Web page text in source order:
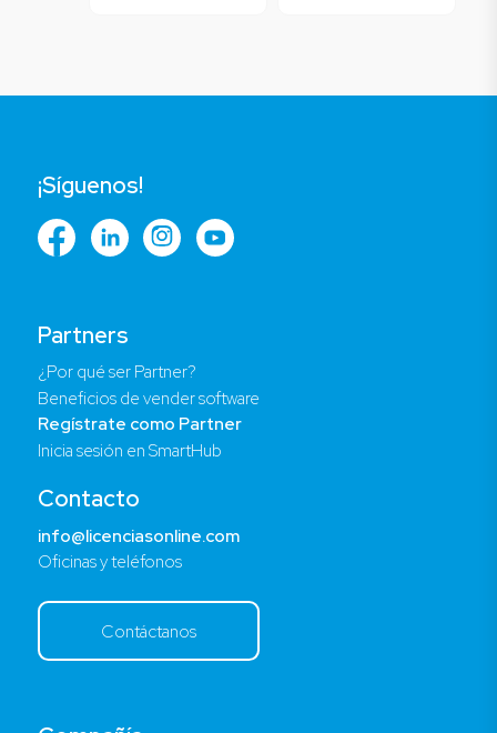
Partners
¿Por qué ser Partner?
Beneficios de vender software
Regístrate como Partner
Inicia sesión en SmartHub
Contacto
info@licenciasonline.com
Oficinas y teléfonos
Contáctanos
¡Síguenos!